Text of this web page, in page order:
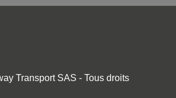
Transport SAS - Tous droits